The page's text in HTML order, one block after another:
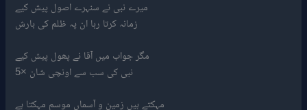
میرے نبی نے سنہرے اصول پیش کیے
زمانہ کرتا رہا ان پہ ظلم کی بارش
مگر جواب میں آقا نے پھول پیش کیے
نبی کی سب سے اونچی شان ×5
مہکتے ہیں زمین و آسماں موسم مہکتا ہے